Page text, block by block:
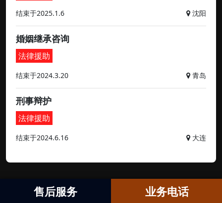
结束于2025.1.6 沈阳
婚姻继承咨询
法律援助
结束于2024.3.20 青岛
刑事辩护
法律援助
结束于2024.6.16 大连
售后服务 业务电话